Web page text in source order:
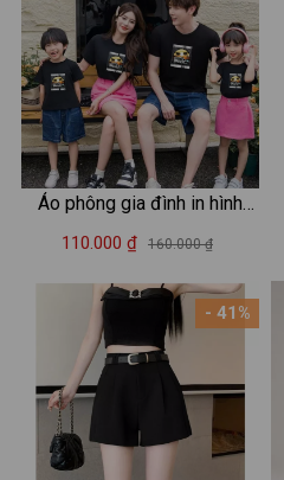
Áo phông gia đình in hình
Summer - Áo thun đồng
Loza GĐ3034
110.000 ₫ 160.000 ₫
- 41%